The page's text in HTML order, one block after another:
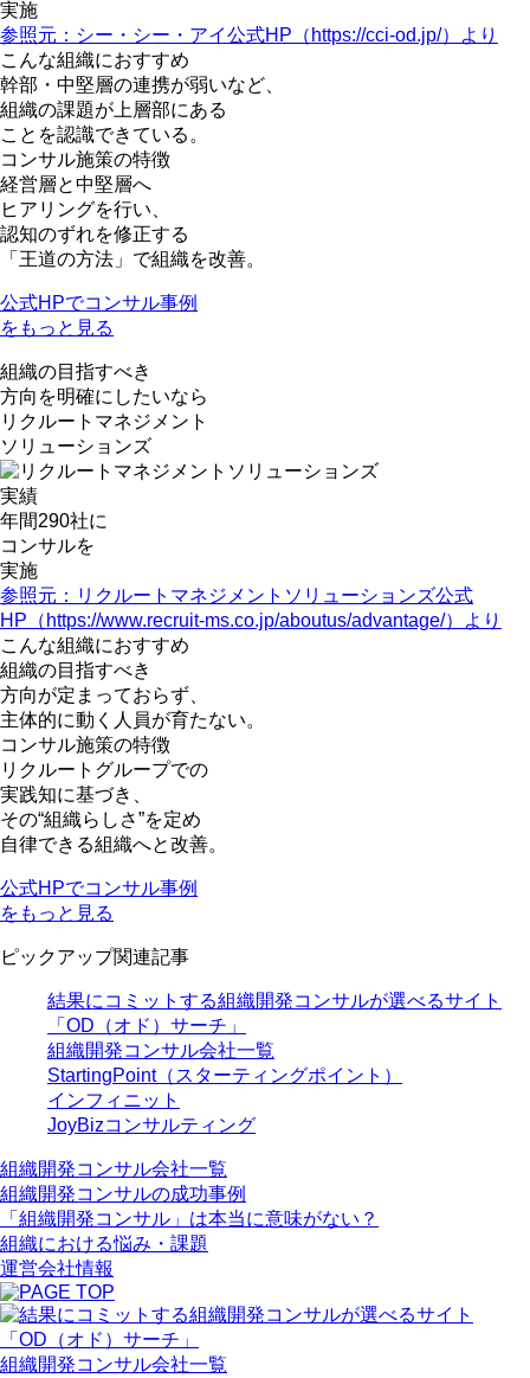
実施
参照元：シー・シー・アイ公式HP（https://cci-od.jp/）より
こんな組織におすすめ
幹部・中堅層の連携が弱いなど、
組織の課題が上層部にある
ことを認識できている。
コンサル施策の特徴
経営層と中堅層へ
ヒアリングを行い、
認知のずれを修正する
「王道の方法」で組織を改善。
公式HPでコンサル事例
をもっと見る
組織の目指すべき
方向を明確にしたいなら
リクルートマネジメント
ソリューションズ
実績
年間290社に
コンサルを
実施
参照元：リクルートマネジメントソリューションズ公式
HP（https://www.recruit-ms.co.jp/aboutus/advantage/）より
こんな組織におすすめ
組織の目指すべき
方向が定まっておらず、
主体的に動く人員が育たない。
コンサル施策の特徴
リクルートグループでの
実践知に基づき、
その“組織らしさ”を定め
自律できる組織へと改善。
公式HPでコンサル事例
をもっと見る
ピックアップ関連記事
結果にコミットする組織開発コンサルが選べるサイト
「OD（オド）サーチ」
組織開発コンサル会社一覧
StartingPoint（スターティングポイント）
インフィニット
JoyBizコンサルティング
組織開発コンサル会社一覧
組織開発コンサルの成功事例
「組織開発コンサル」は本当に意味がない？
組織における悩み・課題
運営会社情報
組織開発コンサル会社一覧